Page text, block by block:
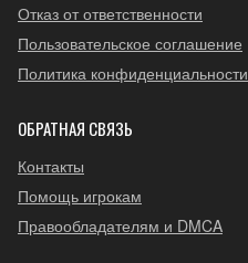
Отказ от ответственности
Пользовательское соглашение
Политика конфиденциальности
ОБРАТНАЯ СВЯЗЬ
Контакты
Помощь игрокам
Правообладателям и DMCA